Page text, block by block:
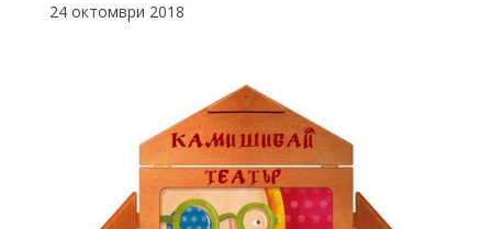
24 октомври 2018